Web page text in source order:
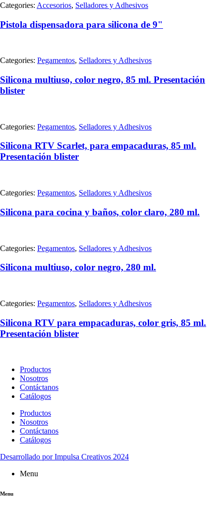
Categories: Accesorios, Selladores y Adhesivos
Pistola dispensadora para silicona de 9"
Categories: Pegamentos, Selladores y Adhesivos
Silicona multiuso, color negro, 85 ml. Presentación
blister
Categories: Pegamentos, Selladores y Adhesivos
Silicona RTV Scarlet, para empacaduras, 85 ml.
Presentación blister
Categories: Pegamentos, Selladores y Adhesivos
Silicona para cocina y baños, color claro, 280 ml.
Categories: Pegamentos, Selladores y Adhesivos
Silicona multiuso, color negro, 280 ml.
Categories: Pegamentos, Selladores y Adhesivos
Silicona RTV para empacaduras, color gris, 85 ml.
Presentación blister
Productos
Nosotros
Contáctanos
Catálogos
Productos
Nosotros
Contáctanos
Catálogos
Desarrollado por Impulsa Creativos 2024
Menu
Menu